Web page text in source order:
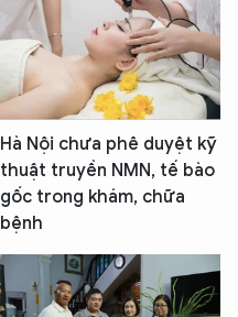
Hà Nội chưa phê duyệt kỹ
thuật truyền NMN, tế bào
gốc trong khám, chữa
bệnh